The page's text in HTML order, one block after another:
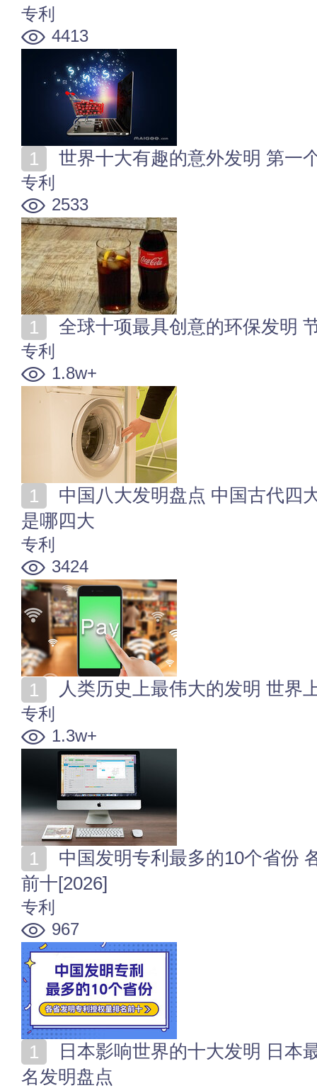
专利
4413
世界十大有趣的意外发明 第一
专利
2533
全球十项最具创意的环保发明
专利
1.8w+
是哪四大
专利
3424
人类历史上最伟大的发明 世界
专利
1.3w+
前十[2026]
专利
967
名发明盘点